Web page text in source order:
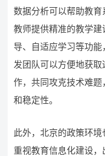
数据分析可以帮助教
教师提供精准的教学
导、自适应学习等功
发团队可以方便地获
作，共同攻克技术难
和稳定性。
此外，北京的政策环
重视教育信息化建设